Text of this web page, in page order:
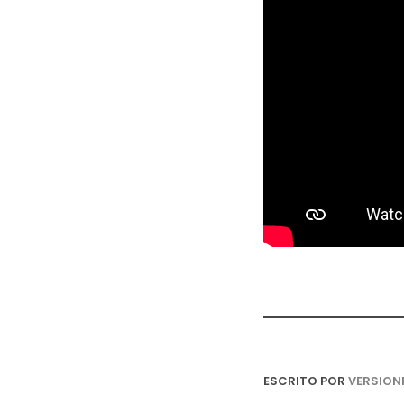
ESCRITO POR